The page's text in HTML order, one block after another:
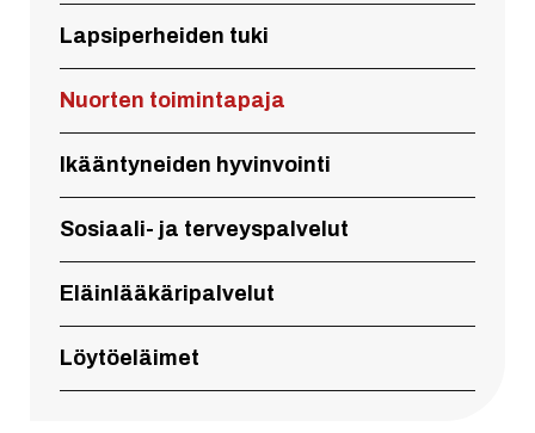
Lapsiperheiden tuki
Nuorten toimintapaja
Ikääntyneiden hyvinvointi
Sosiaali- ja terveyspalvelut
Eläinlääkäripalvelut
Löytöeläimet